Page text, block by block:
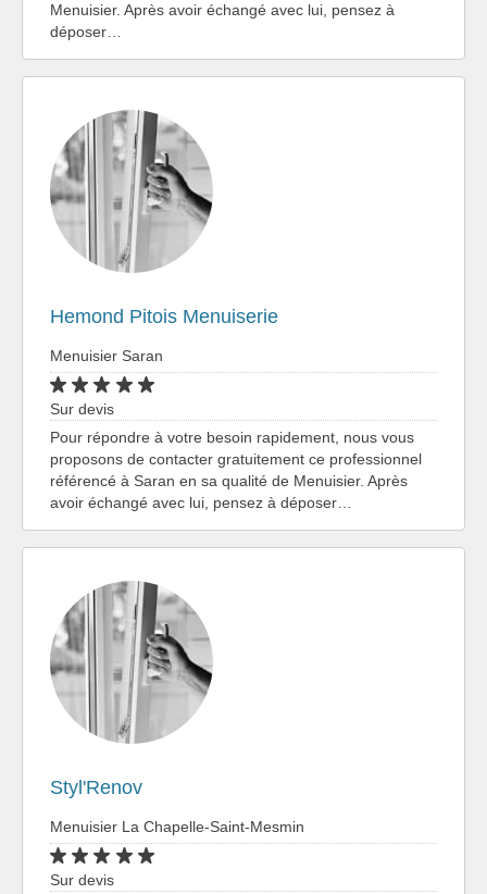
Menuisier. Après avoir échangé avec lui, pensez à
déposer…
Hemond Pitois Menuiserie
Menuisier Saran
Sur devis
Pour répondre à votre besoin rapidement, nous vous
proposons de contacter gratuitement ce professionnel
référencé à Saran en sa qualité de Menuisier. Après
avoir échangé avec lui, pensez à déposer…
Styl'Renov
Menuisier La Chapelle-Saint-Mesmin
Sur devis